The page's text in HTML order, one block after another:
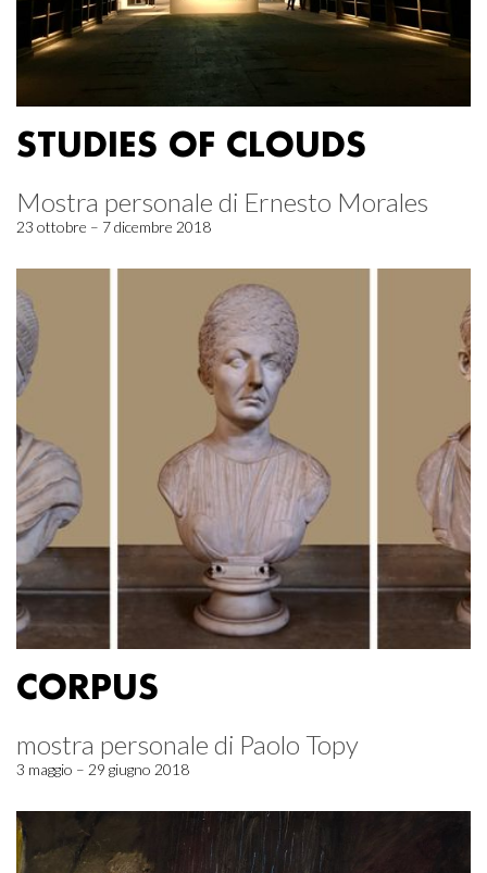
STUDIES OF CLOUDS
Mostra personale di Ernesto Morales
23 ottobre – 7 dicembre 2018
CORPUS
mostra personale di Paolo Topy
3 maggio – 29 giugno 2018